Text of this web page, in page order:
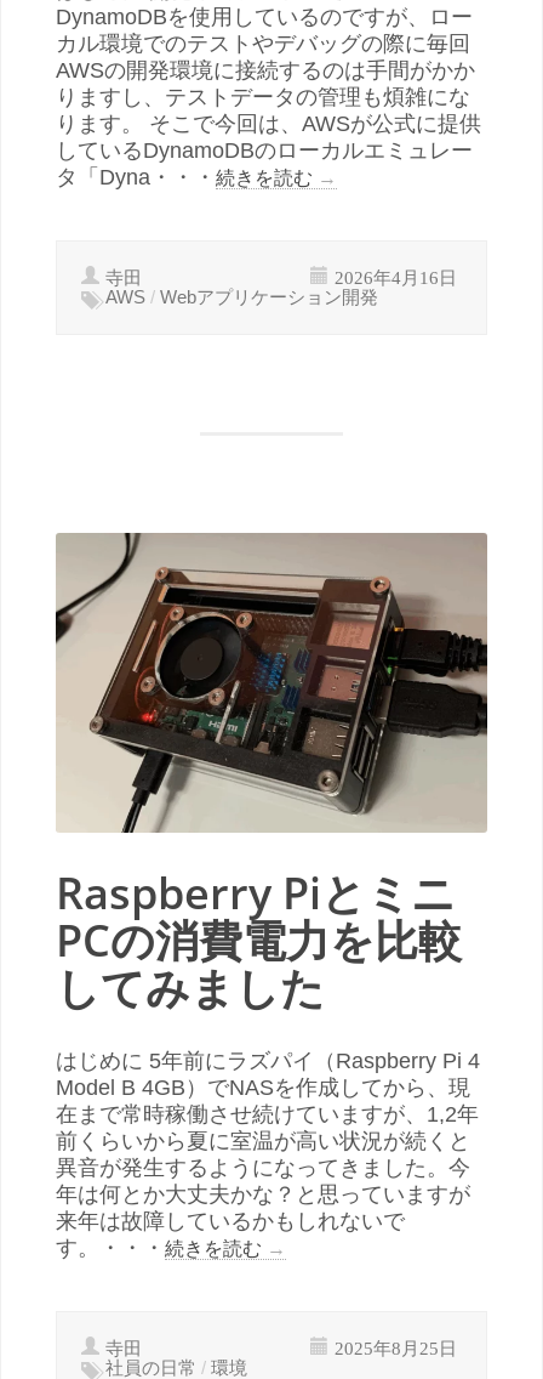
DynamoDBを使用しているのですが、ロー
カル環境でのテストやデバッグの際に毎回
AWSの開発環境に接続するのは手間がかか
りますし、テストデータの管理も煩雑にな
ります。 そこで今回は、AWSが公式に提供
しているDynamoDBのローカルエミュレー
タ「Dyna・・・ 続きを読む →
寺田 2026年4月16日
AWS / Webアプリケーション開発
Raspberry Piとミニ
PCの消費電力を比較
してみました
はじめに 5年前にラズパイ（Raspberry Pi 4
Model B 4GB）でNASを作成してから、現
在まで常時稼働させ続けていますが、1,2年
前くらいから夏に室温が高い状況が続くと
異音が発生するようになってきました。今
年は何とか大丈夫かな？と思っていますが
来年は故障しているかもしれないで
す。・・・ 続きを読む →
寺田 2025年8月25日
社員の日常 / 環境